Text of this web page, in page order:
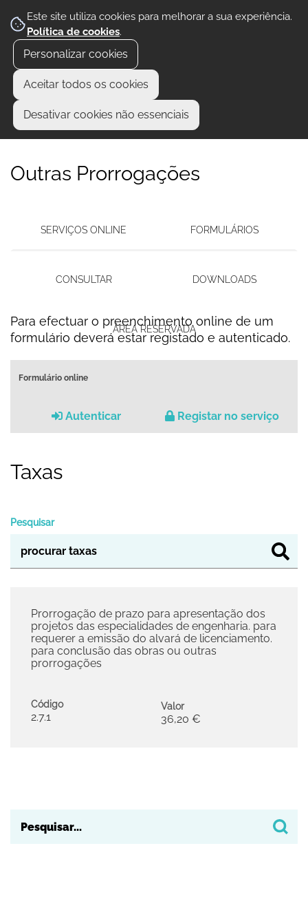
Este site utiliza cookies para melhorar a sua experiência.
Política de cookies.
Personalizar cookies
Aceitar todos os cookies
Desativar cookies não essenciais
Outras Prorrogações
SERVIÇOS ONLINE FORMULÁRIOS
CONSULTAR DOWNLOADS
ÁREA RESERVADA
Para efectuar o preenchimento online de um
formulário deverá estar registado e autenticado.
Formulário online
Autenticar Registar no serviço
Taxas
Pesquisar
Código
2.7.1
Prorrogação de prazo para apresentação dos
projetos das especialidades de engenharia. para
requerer a emissão do alvará de licenciamento.
para conclusão das obras ou outras
prorrogações
Valor
36,20 €